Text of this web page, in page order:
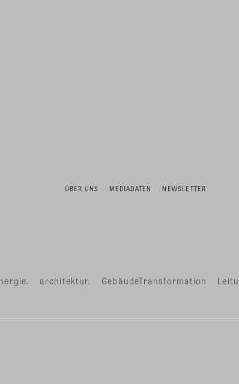
ÜBER UNS MEDIADATEN NEWSLETTER
architektur. GebäudeTransformation